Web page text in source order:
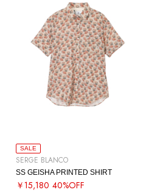
SALE
SERGE BLANCO
SS GEISHA PRINTED SHIRT
￥15,180 40%OFF